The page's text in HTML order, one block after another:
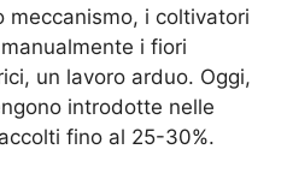
meccanismo, i coltivatori
i fiori
un lavoro arduo. Oggi,
introdotte nelle
fino al 25-30%.